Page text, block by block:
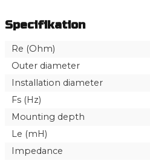
Specifikation
Re (Ohm)
Outer diameter
Installation diameter
Fs (Hz)
Mounting depth
Le (mH)
Impedance